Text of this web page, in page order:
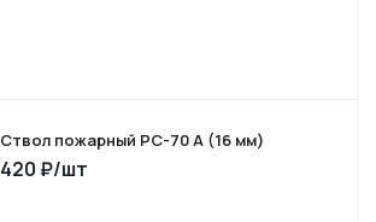
Ствол пожарный РС-70 А (16 мм)
420 ₽/шт